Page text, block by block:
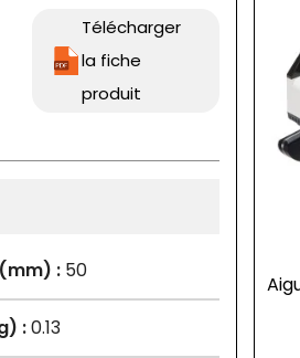
Télécharger
la fiche
produit
:50
:0.13